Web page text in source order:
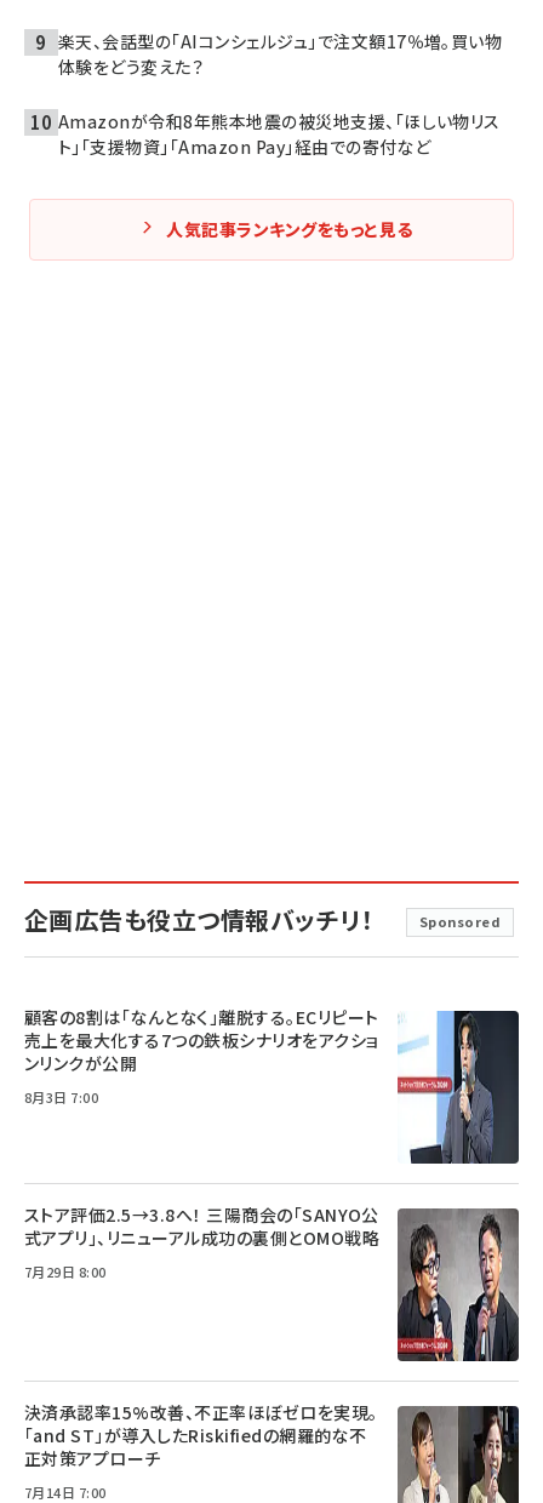
楽天、会話型の「AIコンシェルジュ」で注文額17％増。買い物
体験をどう変えた？
Amazonが令和8年熊本地震の被災地支援、「ほしい物リス
ト」「支援物資」「Amazon Pay」経由での寄付など
人気記事ランキングをもっと見る
企画広告も役立つ情報バッチリ！ Sponsored
顧客の8割は「なんとなく」離脱する。ECリピート
売上を最大化する7つの鉄板シナリオをアクショ
ンリンクが公開
8月3日 7:00
ストア評価2.5→3.8へ！ 三陽商会の「SANYO公
式アプリ」、リニューアル成功の裏側とOMO戦略
7月29日 8:00
決済承認率15%改善、不正率ほぼゼロを実現。
「and ST」が導入したRiskifiedの網羅的な不
正対策アプローチ
7月14日 7:00